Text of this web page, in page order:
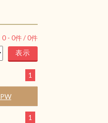
0 - 0件 /0件
1
PW
1